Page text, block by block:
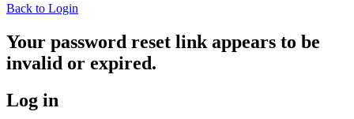
Back to Login
Your password reset link appears to be
invalid or expired.
Log in